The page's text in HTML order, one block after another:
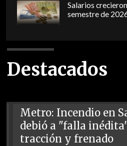
Salarios
semestre de
Destacados
Metro: Incendio en
debió a "falla
tracción y frenado